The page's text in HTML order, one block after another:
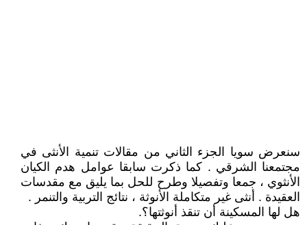
سنعرض سويا الجزء الثاني من مقالات تنمية الأنثى في
مجتمعنا الشرقي . كما ذكرت سابقا عوامل هدم الكيان
الأنثوي ، جمعا وتفصيلا وطرح للحل بما يليق مع مقدسات
العقيدة . أنثى غير متكاملة الأنوثة ، نتائج التربية والتنمر .
هل لها المسكينة أن تنقذ أنوثتها؟.